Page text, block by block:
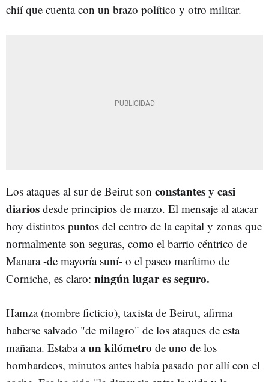
chií que cuenta con un brazo político y otro militar.
Los ataques al sur de Beirut son constantes y casi
diarios desde principios de marzo. El mensaje al atacar
hoy distintos puntos del centro de la capital y zonas que
normalmente son seguras, como el barrio céntrico de
Manara -de mayoría suní- o el paseo marítimo de
Corniche, es claro: ningún lugar es seguro.
Hamza (nombre ficticio), taxista de Beirut, afirma
haberse salvado "de milagro" de los ataques de esta
mañana. Estaba aun kilómetro de uno de los
bombardeos, minutos antes había pasado por allí con el